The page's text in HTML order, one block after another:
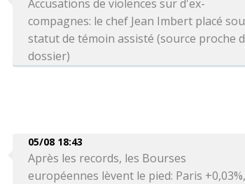
Accusations de violences sur d'ex-
compagnes: le chef Jean Imbert placé
statut de témoin assisté (source proche
dossier)
05/08 18:43
Après les records, les Bourses
européennes lèvent le pied: Paris